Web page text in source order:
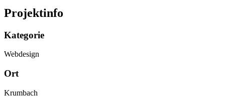
Projektinfo
Kategorie
Webdesign
Ort
Krumbach